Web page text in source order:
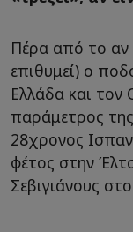
Πέρα από το αν
επιθυμεί) ο
Ελλάδα και τον
παράμετρος
28χρονος
φέτος στην
Σεβιγιάνους